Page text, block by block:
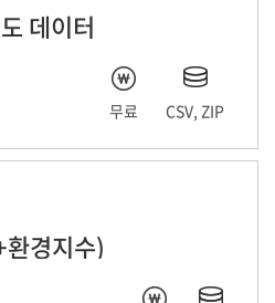
데이터
무료 CSV, ZIP
경지수)